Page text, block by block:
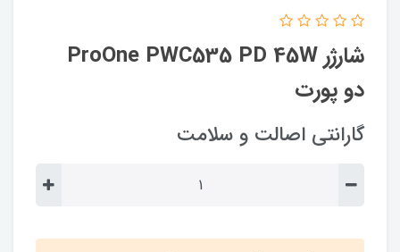
شارژر ProOne PWC535 PD 45W
دو پورت
گارانتی اصالت و سلامت